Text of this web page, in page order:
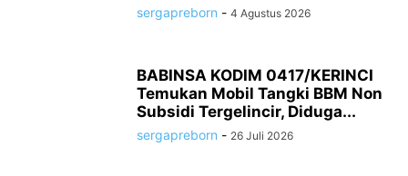
sergapreborn - 4 Agustus 2026
BABINSA KODIM 0417/KERINCI
Temukan Mobil Tangki BBM Non
Subsidi Tergelincir, Diduga...
sergapreborn - 26 Juli 2026